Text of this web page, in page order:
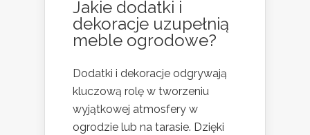
Jakie dodatki i
dekoracje uzupełnią
meble ogrodowe?
Dodatki i dekoracje odgrywają
kluczową rolę w tworzeniu
wyjątkowej atmosfery w
ogrodzie lub na tarasie. Dzięki